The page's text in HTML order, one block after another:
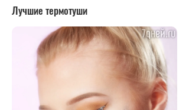
Лучшие термотуши